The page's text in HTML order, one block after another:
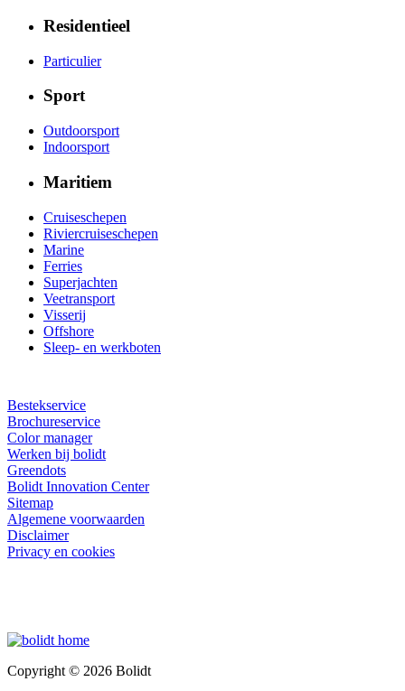
Residentieel
Particulier
Sport
Outdoorsport
Indoorsport
Maritiem
Cruiseschepen
Riviercruiseschepen
Marine
Ferries
Superjachten
Veetransport
Visserij
Offshore
Sleep- en werkboten
Bestekservice
Brochureservice
Color manager
Werken bij bolidt
Greendots
Bolidt Innovation Center
Sitemap
Algemene voorwaarden
Disclaimer
Privacy en cookies
Copyright © 2026 Bolidt